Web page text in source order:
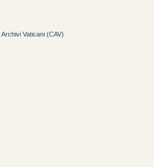
Vaticani (CAV)